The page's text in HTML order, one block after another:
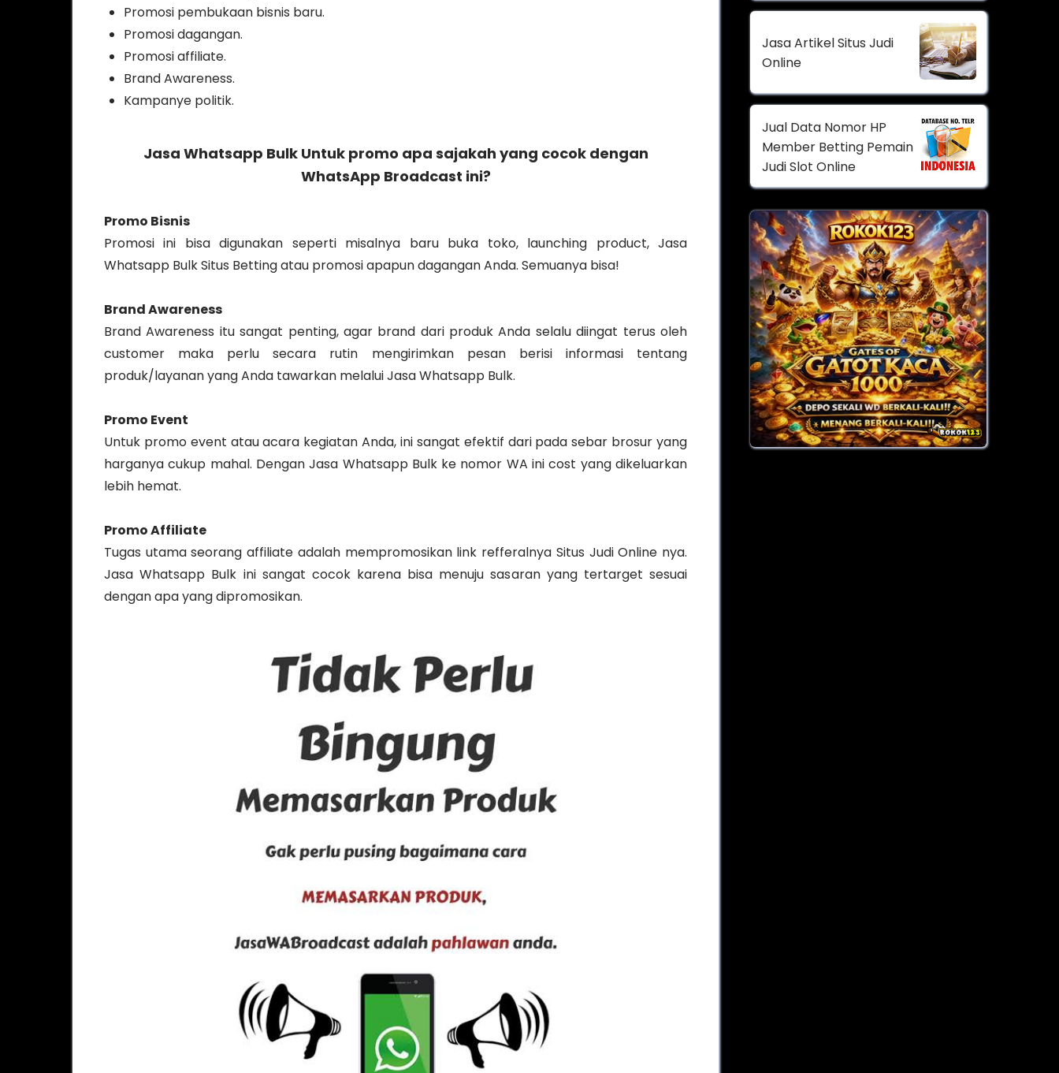
Promosi pembukaan bisnis baru.
Promosi dagangan.
Promosi affiliate.
Brand Awareness.
Kampanye politik.
Jasa Whatsapp BulkUntuk promo apa sajakah yang cocok dengan
WhatsApp Broadcast ini?
Promo Bisnis
Promosi ini bisa digunakan seperti misalnya baru buka toko, launching product, Jasa
Whatsapp Bulk Situs Betting atau promosi apapun dagangan Anda. Semuanya bisa!
Brand Awareness
Brand Awareness itu sangat penting, agar brand dari produk Anda selalu diingat terus oleh
customer maka perlu secara rutin mengirimkan pesan berisi informasi tentang
produk/layanan yang Anda tawarkan melalui Jasa Whatsapp Bulk.
Promo Event
Untuk promo event atau acara kegiatan Anda, ini sangat efektif dari pada sebar brosur yang
harganya cukup mahal. Dengan Jasa Whatsapp Bulk ke nomor WA ini cost yang dikeluarkan
lebih hemat.
Promo Affiliate
Tugas utama seorang affiliate adalah mempromosikan link refferalnya Situs Judi Online nya.
Jasa Whatsapp Bulk ini sangat cocok karena bisa menuju sasaran yang tertarget sesuai
dengan apa yang dipromosikan.
Jasa Artikel Situs Judi
Online
Jual Data Nomor HP
Member Betting Pemain
Judi Slot Online